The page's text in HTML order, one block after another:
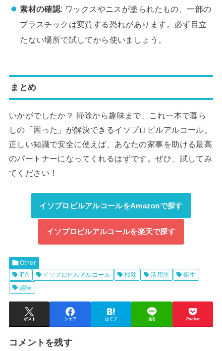
素材の確認: ワックスやニスが塗られたもの、一部の
プラスチックは変質する恐れがあります。必ず目立
たない場所で試してから使いましょう。
まとめ
いかがでしたか？ 掃除から趣味まで、これ一本で暮ら
しの「困った」が解決できるイソプロピルアルコール。
正しい知識で安全に使えば、あなたの家事を助ける最高
のパートナーになってくれるはずです。ぜひ、試してみ
てください！
イソプロピルアルコールをAmazonで探す
イソプロピルアルコールを楽天で探す
Other
IPA
イソプロピルアルコール 掃除 活用法
衛生
趣味
ポスト シェア はてブ 送る Pocket
コメントを残す